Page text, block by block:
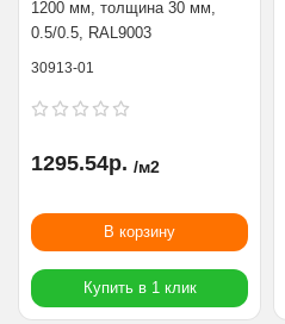
1200 мм, толщина 30 мм,
0.5/0.5, RAL9003
30913-01
1295.54р. /м2
В корзину
Купить в 1 клик